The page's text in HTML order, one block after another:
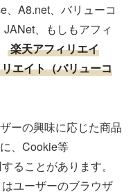
、A8.net、バリューコ
、もしもアフィ
楽天アフィリエイ
エイト（バリューコ
ーの興味に応じた商品
、Cookie等
ることがあります。
ユーザーのブラウザ